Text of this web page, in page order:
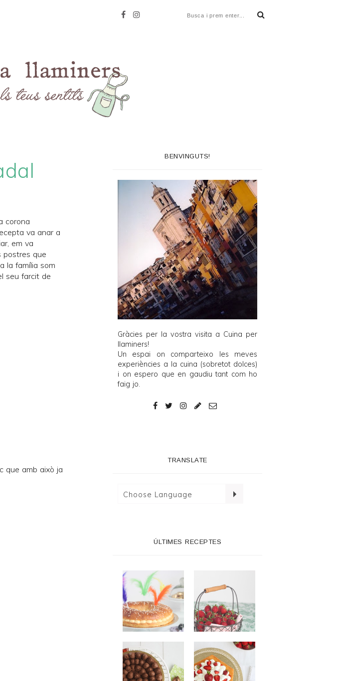
corona
va anar a
em va
postres que
la família som
seu farcit de
que amb això ja
BENVINGUTS!
Gràcies per la vostra visita a Cuina per
llaminers!
Un espai on comparteixo les meves
experiències a la cuina (sobretot dolces)
i on espero que en gaudiu tant com ho
faig jo.
TRANSLATE
ÚLTIMES RECEPTES